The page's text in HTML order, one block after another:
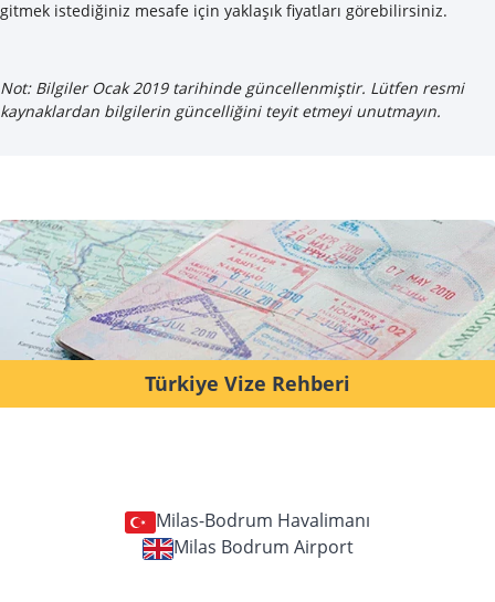
gitmek istediğiniz mesafe için yaklaşık fiyatları görebilirsiniz.
Not: Bilgiler Ocak 2019 tarihinde güncellenmiştir. Lütfen resmi
kaynaklardan bilgilerin güncelliğini teyit etmeyi unutmayın.
Türkiye Vize Rehberi
Milas-Bodrum Havalimanı
Milas Bodrum Airport